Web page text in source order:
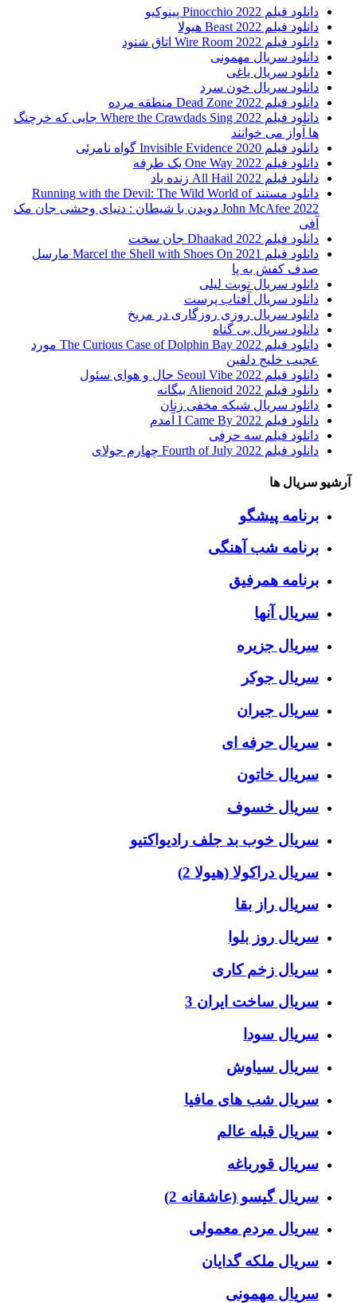
دانلود فیلم Pinocchio 2022 پینوکیو
دانلود فیلم Beast 2022 هیولا
دانلود فیلم Wire Room 2022 اتاق شنود
دانلود سریال مهمونی
دانلود سریال یاغی
دانلود سریال خون سرد
دانلود فیلم 2022 Dead Zone منطقه مرده
دانلود فیلم Where the Crawdads Sing 2022 جایی که خرچنگ
ها آواز می خوانند
دانلود فیلم 2020 Invisible Evidence گواه نامرئی
دانلود فیلم One Way 2022 یک طرفه
دانلود فیلم All Hail 2022 زنده باد
دانلود مستند Running with the Devil: The Wild World of
John McAfee 2022 دویدن با شیطان : دنیای وحشی جان مک
آفی
دانلود فیلم Dhaakad 2022 جان سخت
دانلود فیلم Marcel the Shell with Shoes On 2021 مارسل
صدف کفش به پا
دانلود سریال نوبت لیلی
دانلود سریال آفتاب پرست
دانلود سریال روزی روزگاری در مریخ
دانلود سریال بی گناه
دانلود فیلم The Curious Case of Dolphin Bay 2022 مورد
عجیب خلیج دلفین
دانلود فیلم Seoul Vibe 2022 حال و هوای سئول
دانلود فیلم Alienoid 2022 بیگانه
دانلود سریال شبکه مخفی زنان
دانلود فیلم I Came By 2022 آمدم
دانلود فیلم سه حرفی
دانلود فیلم Fourth of July 2022 چهارم جولای
آرشیو سریال ها
برنامه پیشگو
برنامه شب آهنگی
برنامه همرفیق
سریال آنها
سریال جزیره
سریال جوکر
سریال جیران
سریال حرفه ای
سریال خاتون
سریال خسوف
سریال خوب بد جلف رادیواکتیو
سریال دراکولا (هیولا 2)
سریال راز بقا
سریال روز بلوا
سریال زخم کاری
سریال ساخت ایران 3
سریال سودا
سریال سیاوش
سریال شب های مافیا
سریال قبله عالم
سریال قورباغه
سریال گیسو (عاشقانه 2)
سریال مردم معمولی
سریال ملکه گدایان
سریال مهمونی